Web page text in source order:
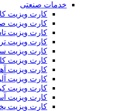
خدمات صنعتی
کارت ویزیت
کارت ویزیت
کارت ویزیت
کارت ویزیت
کارت ویزیت
کارت ویزیت
کارت ویزیت
کارت ویزیت
کارت ویزیت
کارت ویزیت
کارت ویزیت